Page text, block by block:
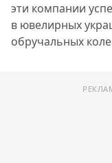
эти компании
в ювелирных
обручальных